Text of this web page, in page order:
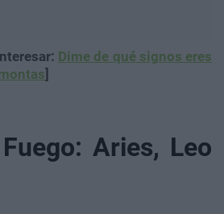
Dime de qué signos eres
]
Aries, Leo